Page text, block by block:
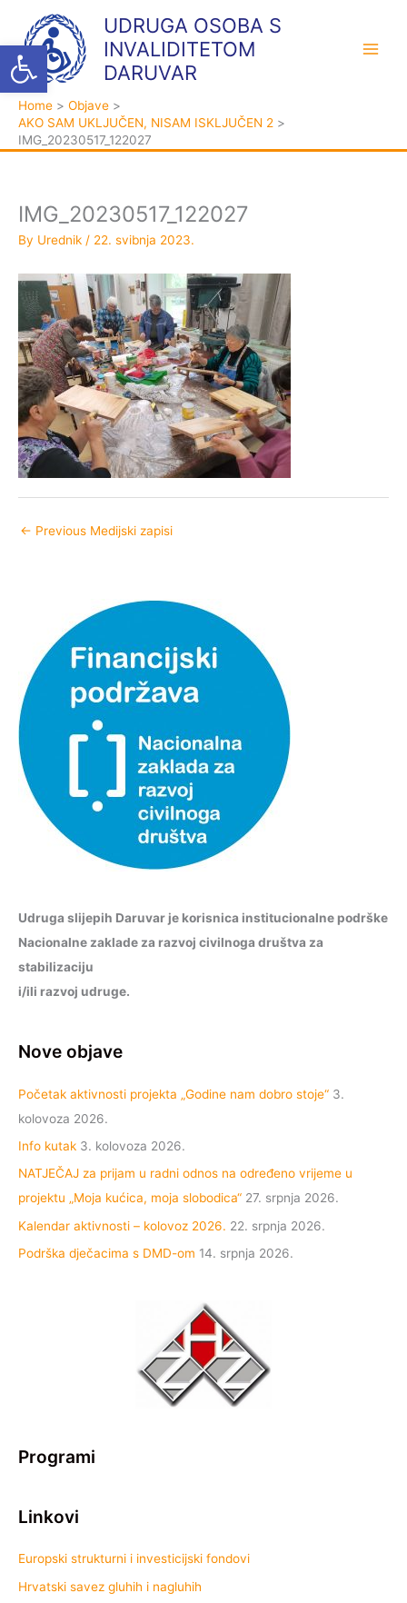
Open toolbar
content
UDRUGA OSOBA S
INVALIDITETOM
DARUVAR
Home
Objave
AKO SAM UKLJUČEN, NISAM ISKLJUČEN 2
IMG_20230517_122027
IMG_20230517_122027
By Urednik / 22. svibnja 2023.
← Previous Medijski zapisi
Udruga slijepih Daruvar je korisnica institucionalne podrške
Nacionalne zaklade za razvoj civilnoga društva za
stabilizaciju
i/ili razvoj udruge.
Nove objave
Početak aktivnosti projekta „Godine nam dobro stoje“ 3.
kolovoza 2026.
Info kutak 3. kolovoza 2026.
NATJEČAJ za prijam u radni odnos na određeno vrijeme u
projektu „Moja kućica, moja slobodica“ 27. srpnja 2026.
Kalendar aktivnosti – kolovoz 2026. 22. srpnja 2026.
Podrška dječacima s DMD-om 14. srpnja 2026.
Programi
Linkovi
Europski strukturni i investicijski fondovi
Hrvatski savez gluhih i nagluhih
t
e
g
o
h
i
v
a